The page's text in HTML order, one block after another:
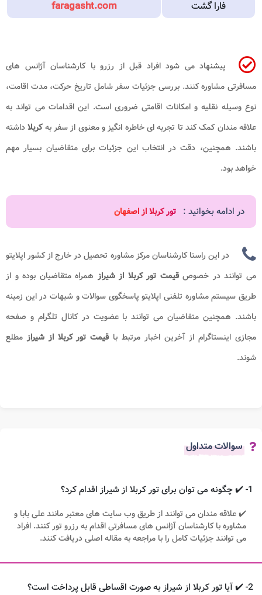
فارا گشت faragasht.com
پیشنهاد می شود افراد قبل از رزرو با کارشناسان آژانس های
مسافرتی مشاوره کنند. بررسی جزئیات سفر شامل تاریخ حرکت، مدت اقامت،
نوع وسیله نقلیه و امکانات اقامتی ضروری است. این اقدامات می تواند به
علاقه مندان کمک کند تا تجربه ای خاطره انگیز و معنوی از سفر بهکربلاداشته
باشند. همچنین، دقت در انتخاب این جزئیات برای متقاضیان بسیار مهم
خواهد بود.
در ادامه بخوانید : تور کربلا از اصفهان
در این راستا کارشناسان مرکز مشاوره تحصیل در خارج از کشور اپلایتو
می توانند در خصوصقیمت تور کربلا از شیرازهمراه متقاضیان بوده و از
طریق سیستم مشاوره تلفنی اپلایتو پاسخگوی سوالات و شبهات در این زمینه
باشند. همچنین متقاضیان می توانند با عضویت در کانال تلگرام و صفحه
مجازی اینستاگرام از آخرین اخبار مرتبط باقیمت تور کربلا از شیراز مطلع
شوند.
سوالات متداول
1- ✔️ چگونه می توان برای تور کربلا از شیراز اقدام کرد؟
✔️ علاقه مندان می توانند از طریق وب سایت های معتبر مانند علی بابا و
مشاوره با کارشناسان آژانس های مسافرتی اقدام به رزرو تور کنند. افراد
می توانند جزئیات کامل را با مراجعه به مقاله اصلی دریافت کنند.
2- ✔️ آیا تور کربلا از شیراز به صورت اقساطی قابل پرداخت است؟